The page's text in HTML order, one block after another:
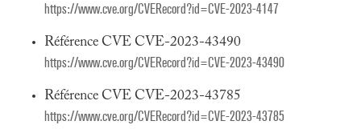
https://www.cve.org/CVERecord?id=CVE-2023-4147
Référence CVE CVE-2023-43490
https://www.cve.org/CVERecord?id=CVE-2023-43490
Référence CVE CVE-2023-43785
https://www.cve.org/CVERecord?id=CVE-2023-43785